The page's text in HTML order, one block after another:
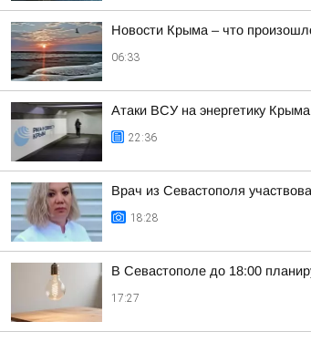
Новости Крыма – что
06:33
Атаки ВСУ на энергетику
22:36
Врач из Севастополя
18:28
В Севастополе до 18:00
17:27